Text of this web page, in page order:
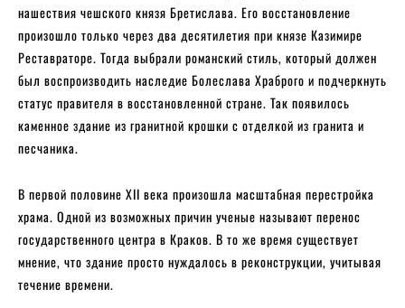
нашествия чешского князя Бретислава. Его восстановление
произошло только через два десятилетия при князе Казимире
Реставраторе. Тогда выбрали романский стиль, который должен
был воспроизводить наследие Болеслава Храброго и подчеркнуть
статус правителя в восстановленной стране. Так появилось
каменное здание из гранитной крошки с отделкой из гранита и
песчаника.
В первой половине XII века произошла масштабная перестройка
храма. Одной из возможных причин ученые называют перенос
государственного центра в Краков. В то же время существует
мнение, что здание просто нуждалось в реконструкции, учитывая
течение времени.